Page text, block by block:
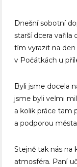
Dnešní sobotní
starší dcera vařila
tím vyrazit na
v Počátkách u
Byli jsme docela
jsme byli velmi
a kolik práce tam
a podporou
Stejně tak nás na
atmosféra. Paní